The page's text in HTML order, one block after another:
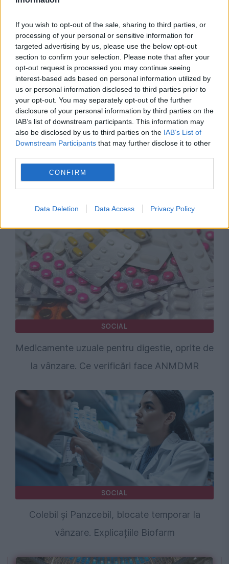
If you wish to opt-out of the sale, sharing to third parties, or
processing of your personal or sensitive information for
targeted advertising by us, please use the below opt-out
section to confirm your selection. Please note that after your
opt-out request is processed you may continue seeing
interest-based ads based on personal information utilized by
us or personal information disclosed to third parties prior to
your opt-out. You may separately opt-out of the further
disclosure of your personal information by third parties on the
IAB’s list of downstream participants. This information may
also be disclosed by us to third parties on the IAB’s List of
Downstream Participants that may further disclose it to other
CONFIRM
Data Deletion Data Access Privacy Policy
Recomandările noastre
SOCIAL
Medicamente uzuale pentru digestie, oprite de
la vânzare. Ce verificări face ANMDMR
SOCIAL
Colebil și Panzcebil, blocate temporar la
vânzare. Explicațiile Biofarm